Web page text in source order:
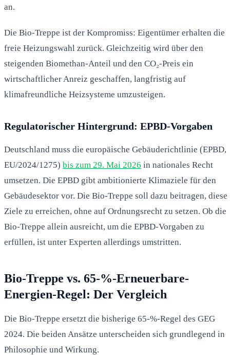
an.
Die Bio-Treppe ist der Kompromiss: Eigentümer erhalten die
freie Heizungswahl zurück. Gleichzeitig wird über den
steigenden Biomethan-Anteil und den CO₂-Preis ein
wirtschaftlicher Anreiz geschaffen, langfristig auf
klimafreundliche Heizsysteme umzusteigen.
Regulatorischer Hintergrund: EPBD-Vorgaben
Deutschland muss die europäische Gebäuderichtlinie (EPBD,
EU/2024/1275) bis zum 29. Mai 2026 in nationales Recht
umsetzen. Die EPBD gibt ambitionierte Klimaziele für den
Gebäudesektor vor. Die Bio-Treppe soll dazu beitragen, diese
Ziele zu erreichen, ohne auf Ordnungsrecht zu setzen. Ob die
Bio-Treppe allein ausreicht, um die EPBD-Vorgaben zu
erfüllen, ist unter Experten allerdings umstritten.
Bio-Treppe vs. 65-%-Erneuerbare-
Energien-Regel: Der Vergleich
Die Bio-Treppe ersetzt die bisherige 65-%-Regel des GEG
2024. Die beiden Ansätze unterscheiden sich grundlegend in
Philosophie und Wirkung.